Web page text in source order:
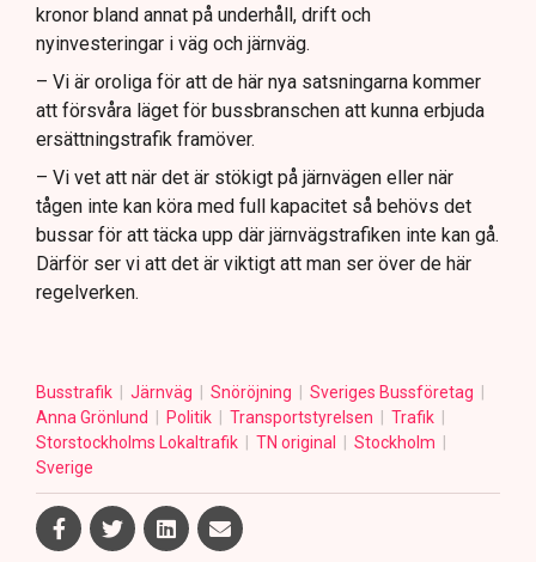
kronor bland annat på underhåll, drift och
nyinvesteringar i väg och järnväg.
– Vi är oroliga för att de här nya satsningarna kommer
att försvåra läget för bussbranschen att kunna erbjuda
ersättningstrafik framöver.
– Vi vet att när det är stökigt på järnvägen eller när
tågen inte kan köra med full kapacitet så behövs det
bussar för att täcka upp där järnvägstrafiken inte kan gå.
Därför ser vi att det är viktigt att man ser över de här
regelverken.
Busstrafik Järnväg Snöröjning
Sveriges Bussföretag
Anna Grönlund
Politik Transportstyrelsen
Trafik
Storstockholms Lokaltrafik
TN original
Stockholm
Sverige